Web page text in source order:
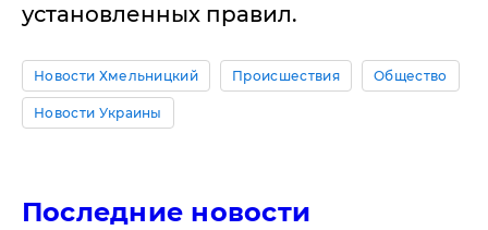
установленных правил.
Новости Хмельницкий Происшествия Общество
Новости Украины
Последние новости